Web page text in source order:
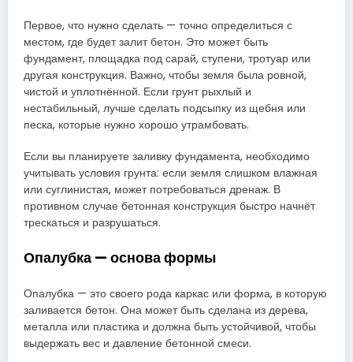
Первое, что нужно сделать — точно определиться с
местом, где будет залит бетон. Это может быть
фундамент, площадка под сарай, ступени, тротуар или
другая конструкция. Важно, чтобы земля была ровной,
чистой и уплотнённой. Если грунт рыхлый и
нестабильный, лучше сделать подсыпку из щебня или
песка, которые нужно хорошо утрамбовать.
Если вы планируете заливку фундамента, необходимо
учитывать условия грунта: если земля слишком влажная
или суглинистая, может потребоваться дренаж. В
противном случае бетонная конструкция быстро начнёт
трескаться и разрушаться.
Опалубка — основа формы
Опалубка — это своего рода каркас или форма, в которую
заливается бетон. Она может быть сделана из дерева,
металла или пластика и должна быть устойчивой, чтобы
выдержать вес и давление бетонной смеси.